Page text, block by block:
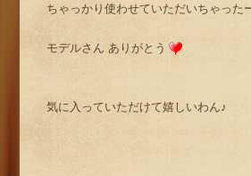
ちゃっかり使わせていただいちゃった
モデルさん ありがとう
気に入っていただけて嬉しいわん♪